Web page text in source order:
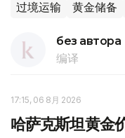
过境运输 黄金储备
без автора
编译
17:15, 06 8月 2026
哈萨克斯坦黄金